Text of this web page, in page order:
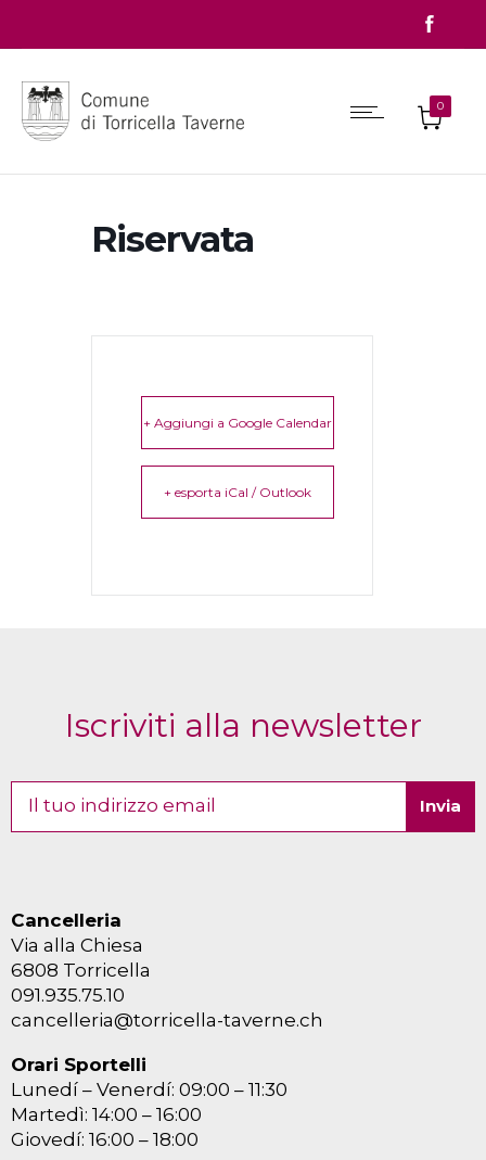
0
Riservata
+ Aggiungi a Google Calendar
+ esporta iCal / Outlook
Iscriviti alla newsletter
Cancelleria
Via alla Chiesa
6808 Torricella
091.935.75.10
cancelleria@torricella-taverne.ch
Orari Sportelli
Lunedí – Venerdí: 09:00 – 11:30
Martedì: 14:00 – 16:00
Giovedí: 16:00 – 18:00